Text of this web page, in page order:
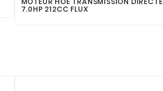
7.0HP 212CC FLUX